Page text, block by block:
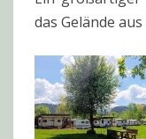
das Gelände